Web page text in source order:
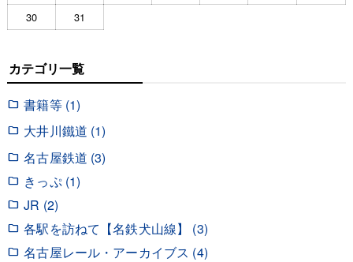
30
31
カテゴリ一覧
書籍等 (1)
大井川鐵道 (1)
名古屋鉄道 (3)
きっぷ (1)
JR (2)
各駅を訪ねて【名鉄犬山線】 (3)
名古屋レール・アーカイブス (4)